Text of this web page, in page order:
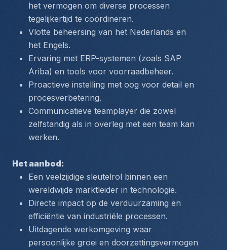
het vermogen om diverse processen
tegelijkertijd te coördineren.
Vlotte beheersing van het Nederlands en
het Engels.
Ervaring met ERP-systemen (zoals SAP
Ariba) en tools voor voorraadbeheer.
Proactieve instelling met oog voor detail en
procesverbetering.
Communicatieve teamplayer die zowel
zelfstandig als in overleg met een team kan
werken.
Het aanbod:
Een veelzijdige sleutelrol binnen een
wereldwijde marktleider in technologie.
Directe impact op de verduurzaming en
efficiëntie van industriële processen.
Uitdagende werkomgeving waar
persoonlijke groei en doorzettingsvermogen